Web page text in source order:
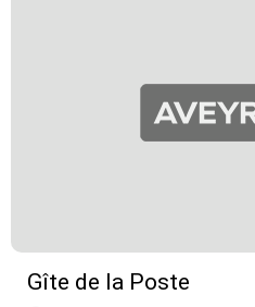
Gîte de la Poste